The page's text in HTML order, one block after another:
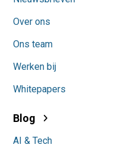
Over ons
Ons team
Werken bij
Whitepapers
Blog
AI & Tech